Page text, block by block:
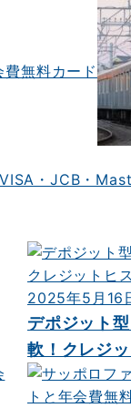
無料カード
・JCB・
2025年5月16
デポジット
軟！クレジ